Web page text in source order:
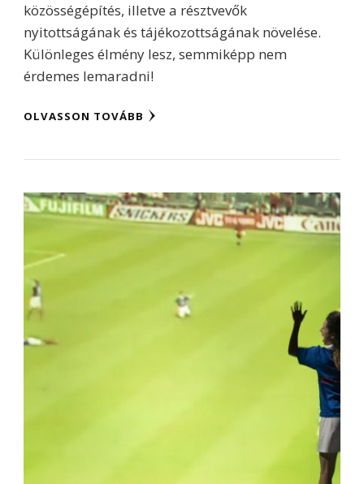
közösségépítés, illetve a résztvevők
nyitottságának és tájékozottságának növelése.
Különleges élmény lesz, semmiképp nem
érdemes lemaradni!
OLVASSON TOVÁBB